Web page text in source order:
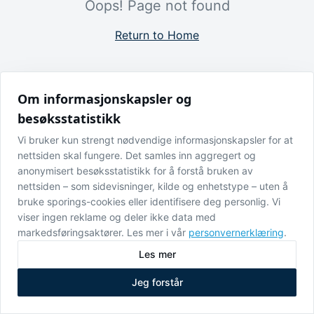
Om informasjonskapsler og
besøksstatistikk
Vi bruker kun strengt nødvendige informasjonskapsler for at
nettsiden skal fungere. Det samles inn aggregert og
anonymisert besøksstatistikk for å forstå bruken av
nettsiden – som sidevisninger, kilde og enhetstype – uten å
bruke sporings-cookies eller identifisere deg personlig. Vi
viser ingen reklame og deler ikke data med
markedsføringsaktører. Les mer i vår personvernerklæring.
Les mer
Jeg forstår
Oops! Page not found
Return to Home